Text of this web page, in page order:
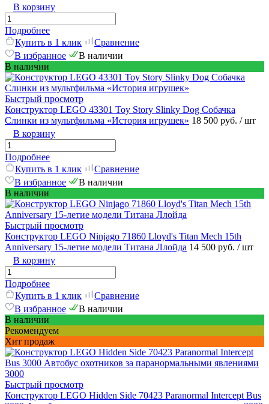
В корзину
Подробнее
Купить в 1 клик
Сравнение
В избранное
В наличии
В наличии
Быстрый просмотр
Конструктор LEGO 43301 Toy Story Slinky Dog Собачка
Слинки из мультфильма «История игрушек» 18 500 руб. / шт
В корзину
Подробнее
Купить в 1 клик
Сравнение
В избранное
В наличии
В наличии
Быстрый просмотр
Конструктор LEGO Ninjago 71860 Lloyd's Titan Mech 15th
Anniversary 15-летие модели Титана Ллойда 14 500 руб. / шт
В корзину
Подробнее
Купить в 1 клик
Сравнение
В избранное
В наличии
В наличии
Рекомендуем
Хит продаж
Быстрый просмотр
Конструктор LEGO Hidden Side 70423 Paranormal Intercept Bus